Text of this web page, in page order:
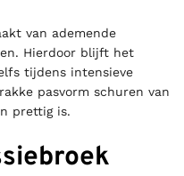
van ademende
Hierdoor blijft het
tijdens intensieve
pasvorm schuren van
prettig is.